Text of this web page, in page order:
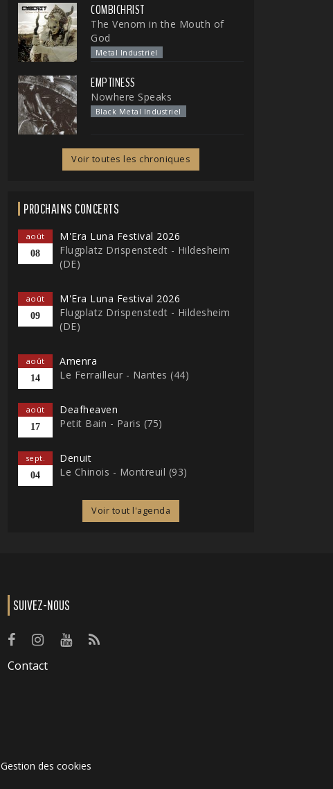
COMBICHRIST
The Venom in the Mouth of
God
Metal Industriel
EMPTINESS
Nowhere Speaks
Black Metal Industriel
Voir toutes les chroniques
PROCHAINS CONCERTS
août
08
M'Era Luna Festival 2026
Flugplatz Drispenstedt - Hildesheim
(DE)
août
09
M'Era Luna Festival 2026
Flugplatz Drispenstedt - Hildesheim
(DE)
août
14
Amenra
Le Ferrailleur - Nantes (44)
août
17
Deafheaven
Petit Bain - Paris (75)
sept.
04
Denuit
Le Chinois - Montreuil (93)
Voir tout l'agenda
SUIVEZ-NOUS
Contact
Gestion des cookies